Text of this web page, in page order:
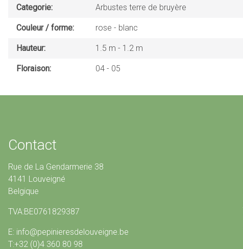
Categorie Arbustes terre de bruyère
Couleur / forme rose blanc
Hauteur 1.5 m 1.2 m
Floraison 04 05
Contact
Rue de La Gendarmerie 38
4141 Louveigné
Belgique
TVA:BE0761829387
E: info@pepinieresdelouveigne.be
T:+32 (0)4 360 80 98